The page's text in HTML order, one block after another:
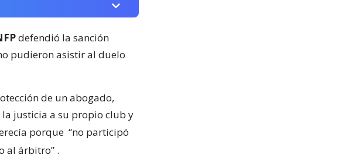
defendió la sanción
pudieron asistir al duelo
de un abogado,
la justicia a su propio club y
porque “no participó
al árbitro” .